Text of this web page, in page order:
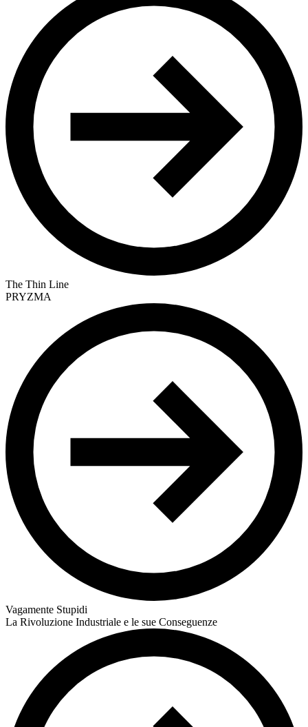
The Thin Line
PRYZMA
Vagamente Stupidi
La Rivoluzione Industriale e le sue Conseguenze